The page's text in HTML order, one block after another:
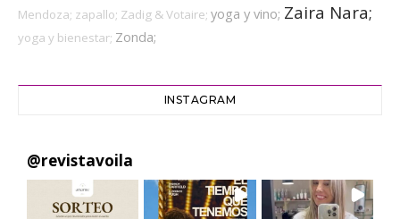
Mendoza; zapallo; Zadig & Votaire; yoga y vino; Zaira Nara;
yoga y bienestar; Zonda;
INSTAGRAM
@revistavoila